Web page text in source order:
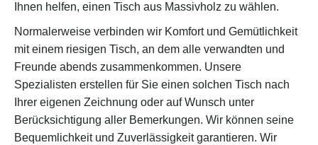
Ihnen helfen, einen Tisch aus Massivholz zu wählen.
Normalerweise verbinden wir Komfort und Gemütlichkeit
mit einem riesigen Tisch, an dem alle verwandten und
Freunde abends zusammenkommen. Unsere
Spezialisten erstellen für Sie einen solchen Tisch nach
Ihrer eigenen Zeichnung oder auf Wunsch unter
Berücksichtigung aller Bemerkungen. Wir können seine
Bequemlichkeit und Zuverlässigkeit garantieren. Wir